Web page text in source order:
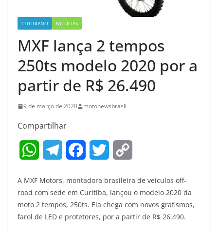
COTIDIANO NOTÍCIAS
MXF lança 2 tempos
250ts modelo 2020 por a
partir de R$ 26.490
9 de março de 2020 motonewsbrasil
Compartilhar
W
a
t
l
e
c
e
i
t
p
y
A MXF Motors, montadora brasileira de veículos off-
road com sede em Curitiba, lançou o modelo 2020 da
moto 2 tempos, 250ts. Ela chega com novos grafismos,
farol de LED e protetores, por a partir de R$ 26.490.